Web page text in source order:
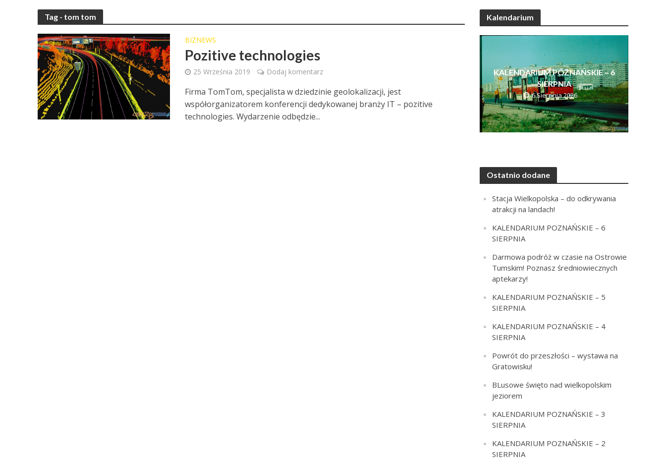
Tag - tom tom
BIZNEWS
Pozitive technologies
25 Września 2019 Dodaj komentarz
Firma TomTom, specjalista w dziedzinie geolokalizacji, jest
współorganizatorem konferencji dedykowanej branży IT – pozitive
technologies. Wydarzenie odbędzie...
Kalendarium
KALENDARIUM POZNAŃSKIE – 6
SIERPNIA
6 Sierpnia 2026
Ostatnio dodane
Stacja Wielkopolska – do odkrywania
atrakcji na landach!
KALENDARIUM POZNAŃSKIE – 6
SIERPNIA
Darmowa podróż w czasie na Ostrowie
Tumskim! Poznasz średniowiecznych
aptekarzy!
KALENDARIUM POZNAŃSKIE – 5
SIERPNIA
KALENDARIUM POZNAŃSKIE – 4
SIERPNIA
Powrót do przeszłości – wystawa na
Gratowisku!
BLusowe święto nad wielkopolskim
jeziorem
KALENDARIUM POZNAŃSKIE – 3
SIERPNIA
KALENDARIUM POZNAŃSKIE – 2
SIERPNIA